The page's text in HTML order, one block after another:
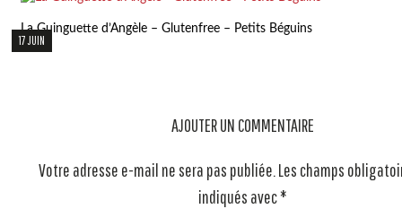
17 JUIN
La Guinguette d’Angèle – Glutenfree – Petits Béguins
AJOUTER UN COMMENTAIRE
Votre adresse e-mail ne sera pas publiée.Les champs
indiqués avec*